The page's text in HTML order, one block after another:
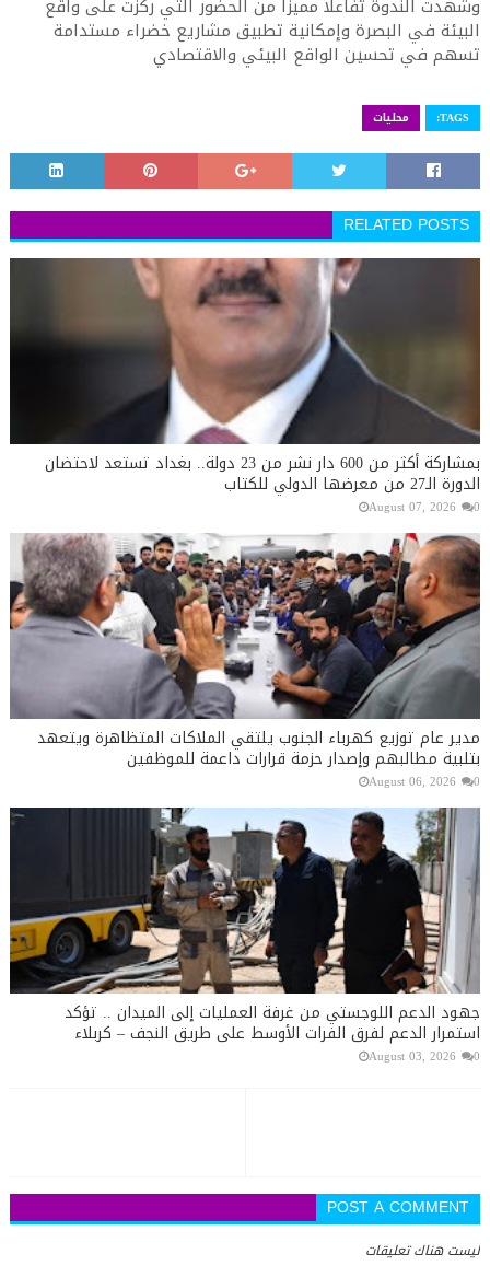
وشهدت الندوة تفاعلاً مميزاً من الحضور التي ركزت على واقع
البيئة في البصرة وإمكانية تطبيق مشاريع خضراء مستدامة
تسهم في تحسين الواقع البيئي والاقتصادي
TAGS: محليات
RELATED POSTS
بمشاركة أكثر من 600 دار نشر من 23 دولة.. بغداد تستعد لاحتضان
الدورة الـ27 من معرضها الدولي للكتاب
August 07, 2026 0
مدير عام توزيع كهرباء الجنوب يلتقي الملاكات المتظاهرة ويتعهد
بتلبية مطالبهم وإصدار حزمة قرارات داعمة للموظفين
August 06, 2026 0
جهود الدعم اللوجستي من غرفة العمليات إلى الميدان .. تؤكد
استمرار الدعم لفرق الفرات الأوسط على طريق النجف – كربلاء
August 03, 2026 0
POST A COMMENT
ليست هناك تعليقات